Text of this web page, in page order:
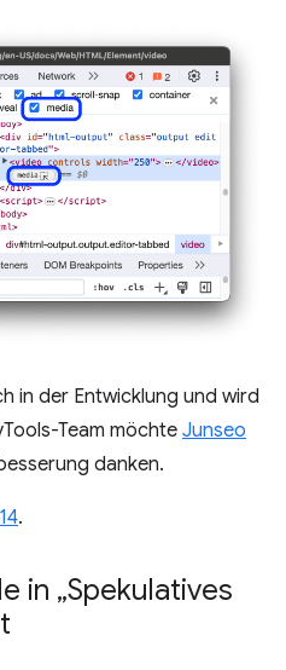
in der Entwicklung und wird
Team möchte Junseo
danken.
.
in „Spekulatives